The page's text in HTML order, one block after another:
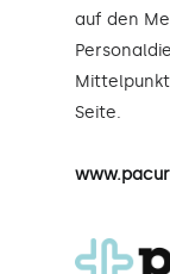
auf den
Seite.